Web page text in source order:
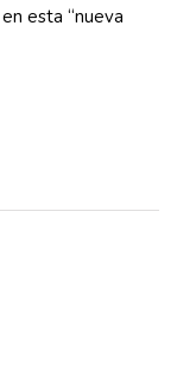
esta “nueva